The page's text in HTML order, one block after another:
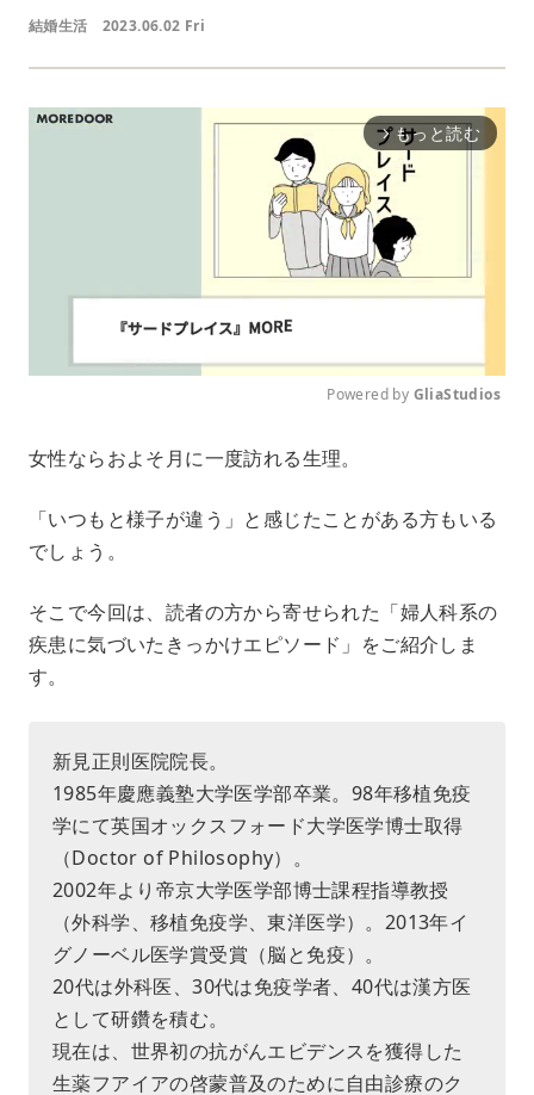
結婚生活 2023.06.02 Fri
arrow_forward_ios もっと読む
e
Powered by GliaStudios
女性ならおよそ月に一度訪れる生理。
「いつもと様子が違う」と感じたことがある方もいる
でしょう。
そこで今回は、読者の方から寄せられた「婦人科系の
疾患に気づいたきっかけエピソード」をご紹介しま
す。
新見正則医院院長。
1985年慶應義塾大学医学部卒業。98年移植免疫
学にて英国オックスフォード大学医学博士取得
（Doctor of Philosophy）。
2002年より帝京大学医学部博士課程指導教授
（外科学、移植免疫学、東洋医学）。2013年イ
グノーベル医学賞受賞（脳と免疫）。
20代は外科医、30代は免疫学者、40代は漢方医
として研鑽を積む。
現在は、世界初の抗がんエビデンスを獲得した
生薬フアイアの啓蒙普及のために自由診療のク